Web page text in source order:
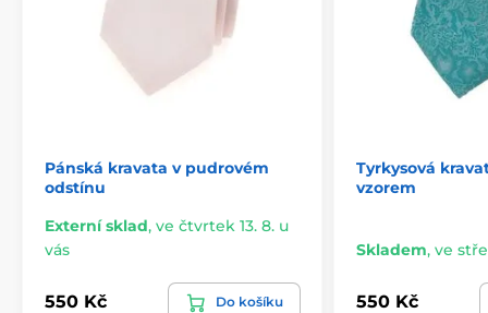
Pánská kravata v pudrovém
odstínu
Externí sklad, ve čtvrtek 13. 8. u
vás
550 Kč Do košíku
Tyrkysová
vzorem
Skladem, ve
550 Kč